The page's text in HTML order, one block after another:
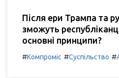
Після ери Трампа та
зможуть
основні принципи?
#Компроміс #Суспільство #